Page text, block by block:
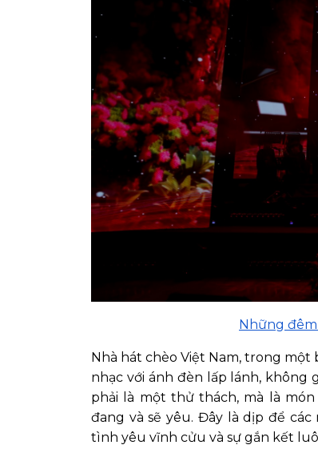
Những
Nhà hát chèo Việt Nam, trong
nhạc với ánh đèn lấp lánh,
phải là một thử thách, mà là
đang và sẽ yêu. Đây là dịp để
tình yêu vĩnh cửu và sự gắn kết